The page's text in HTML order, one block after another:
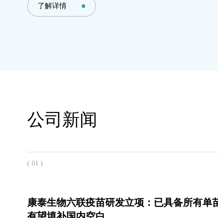
了解详情
公司新闻
( 01 )
康泰生物六联疫苗研发立项：已具备所有单